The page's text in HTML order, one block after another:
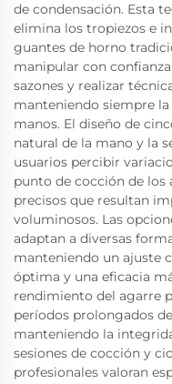
de condensación. Esta
elimina los tropiezos e
guantes de horno
manipular con
sazones y realizar
manteniendo siempre
manos. El diseño de
natural de la mano y la
usuarios percibir
punto de cocción de
precisos que resultan
voluminosos. Las
adaptan a diversas
manteniendo un ajuste
óptima y una eficacia
rendimiento del agarre
períodos prolongados
manteniendo la
sesiones de cocción y
profesionales valoran